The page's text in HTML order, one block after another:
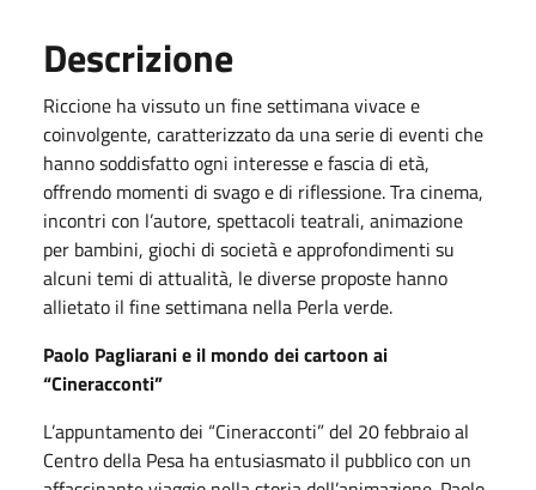
Descrizione
Riccione ha vissuto un fine settimana vivace e
coinvolgente, caratterizzato da una serie di eventi che
hanno soddisfatto ogni interesse e fascia di età,
offrendo momenti di svago e di riflessione. Tra cinema,
incontri con l’autore, spettacoli teatrali, animazione
per bambini, giochi di società e approfondimenti su
alcuni temi di attualità, le diverse proposte hanno
allietato il fine settimana nella Perla verde.
Paolo Pagliarani e il mondo dei cartoon ai
“Cineracconti”
L’appuntamento dei “Cineracconti” del 20 febbraio al
Centro della Pesa ha entusiasmato il pubblico con un